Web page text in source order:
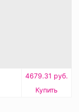
4679.31 руб.
Купить